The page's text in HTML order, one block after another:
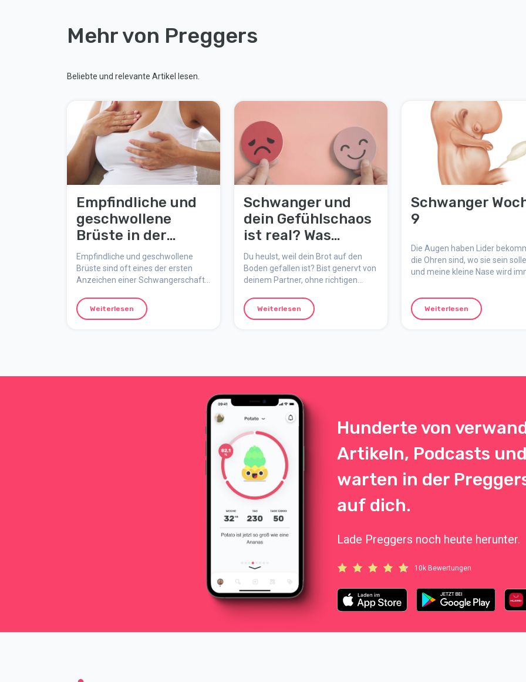
Mehr von Preggers
Beliebte und relevante Artikel lesen.
Empfindliche und
geschwollene
Brüste in der
Schwangerschaft
Empfindliche und geschwollene
Brüste sind oft eines der ersten
Anzeichen einer Schwangerschaft.
gesamten Schwangerschaft, und
du wirst wahrscheinlich mindestens
Weiterlesen
Schwanger und
dein Gefühlschaos
ist real? Was
dahinter steckt &
was hilft
Du heulst, weil dein Brot auf den
Boden gefallen ist? Bist genervt von
deinem Partner, ohne richtigen
Erklärung? Willkommen im Club. In
der Schwangerschaft spielen die
Weiterlesen
Schwanger
9
Die Augen haben Lider
die Ohren sind, wo sie sein
und meine kleine Nase wird
Weiterlesen
Hunderte von
Artikeln, Podcasts
warten in der
auf dich.
Lade Preggers noch heute herunter.
10k Bewertungen